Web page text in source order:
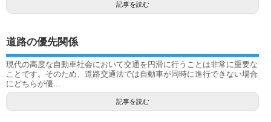
記事を読む
道路の優先関係
現代の高度な自動車社会において交通を円滑に行うことは非常に重要な
ことです。そのため、道路交通法では自動車が同時に進行できない場合
にどちらが優...
記事を読む